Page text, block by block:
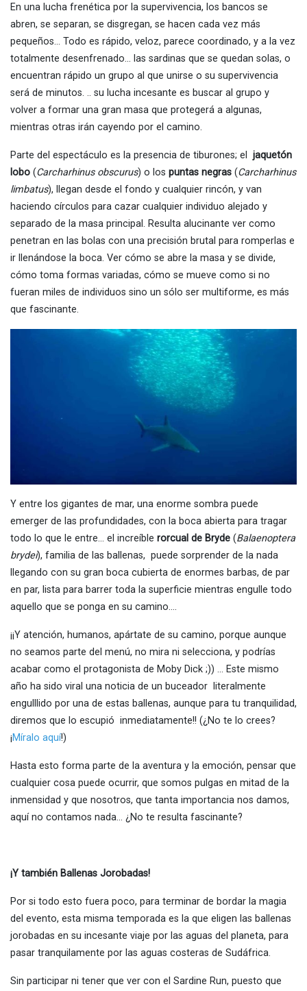
En una lucha frenética por la supervivencia, los bancos se
abren, se separan, se disgregan, se hacen cada vez más
pequeños… Todo es rápido, veloz, parece coordinado, y a la vez
totalmente desenfrenado… las sardinas que se quedan solas, o
encuentran rápido un grupo al que unirse o su supervivencia
será de minutos. .. su lucha incesante es buscar al grupo y
volver a formar una gran masa que protegerá a algunas,
mientras otras irán cayendo por el camino.
Parte del espectáculo es la presencia de tiburones; el jaquetón
lobo (Carcharhinus obscurus) o los puntas negras (Carcharhinus
limbatus), llegan desde el fondo y cualquier rincón, y van
haciendo círculos para cazar cualquier individuo alejado y
separado de la masa principal. Resulta alucinante ver como
penetran en las bolas con una precisión brutal para romperlas e
ir llenándose la boca. Ver cómo se abre la masa y se divide,
cómo toma formas variadas, cómo se mueve como si no
fueran miles de individuos sino un sólo ser multiforme, es más
que fascinante.
Y entre los gigantes de mar, una enorme sombra puede
emerger de las profundidades, con la boca abierta para tragar
todo lo que le entre… el increíble rorcual de Bryde (Balaenoptera
brydei), familia de las ballenas, puede sorprender de la nada
llegando con su gran boca cubierta de enormes barbas, de par
en par, lista para barrer toda la superficie mientras engulle todo
aquello que se ponga en su camino….
¡¡Y atención, humanos, apártate de su camino, porque aunque
no seamos parte del menú, no mira ni selecciona, y podrías
acabar como el protagonista de Moby Dick ;)) … Este mismo
año ha sido viral una noticia de un buceador literalmente
engulllido por una de estas ballenas, aunque para tu tranquilidad,
diremos que lo escupió inmediatamente!! (¿No te lo crees?
¡Míralo aquí!)
Hasta esto forma parte de la aventura y la emoción, pensar que
cualquier cosa puede ocurrir, que somos pulgas en mitad de la
inmensidad y que nosotros, que tanta importancia nos damos,
aquí no contamos nada… ¿No te resulta fascinante?
¡Y también Ballenas Jorobadas!
Por si todo esto fuera poco, para terminar de bordar la magia
del evento, esta misma temporada es la que eligen las ballenas
jorobadas en su incesante viaje por las aguas del planeta, para
pasar tranquilamente por las aguas costeras de Sudáfrica.
Sin participar ni tener que ver con el Sardine Run, puesto que